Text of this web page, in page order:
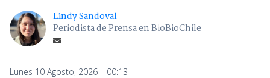
Lindy Sandoval
Periodista de Prensa en BioBioChile
Lunes 10 Agosto, 2026 | 00:13